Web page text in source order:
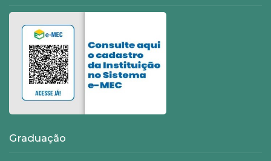
Graduação